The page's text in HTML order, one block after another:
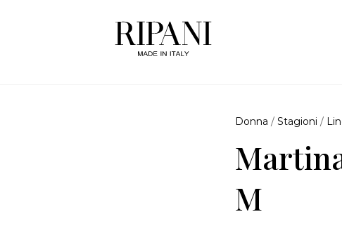
Donna /Stagioni /
M